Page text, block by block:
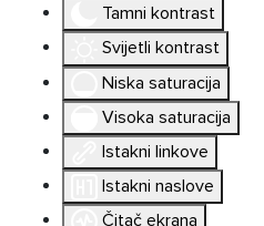
Tamni kontrast
Svijetli kontrast
Niska saturacija
Visoka saturacija
Istakni linkove
Istakni naslove
Čitač ekrana